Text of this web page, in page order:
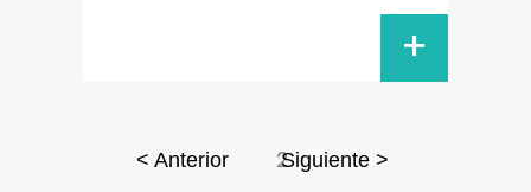
+
< Anterior 2Siguiente >